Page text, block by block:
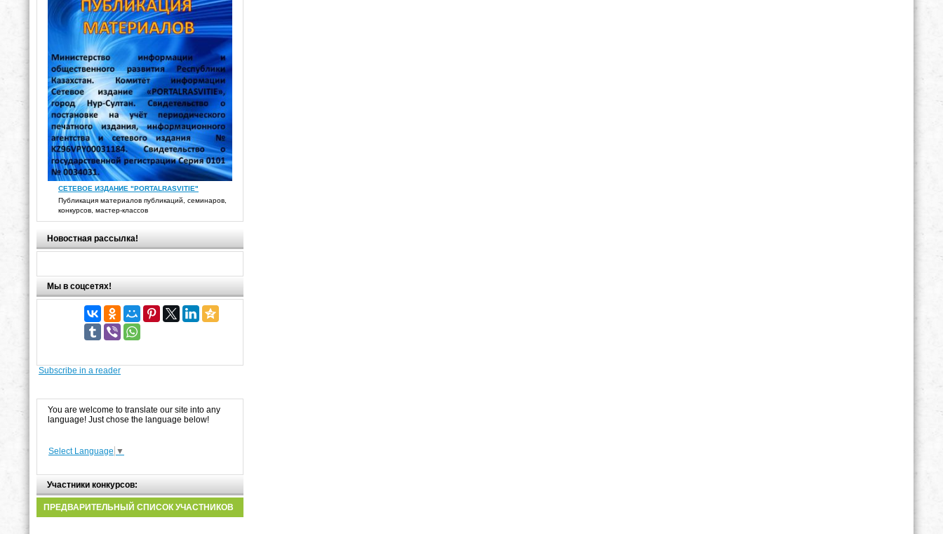
СЕТЕВОЕ ИЗДАНИЕ "PORTALRASVITIE"
Публикация материалов публикаций, семинаров,
конкурсов, мастер-классов
Новостная рассылка!
Мы в соцсетях!
Subscribe in a reader
You are welcome to translate our site into any
language! Just chose the language below!
Select Language ▼
Участники конкурсов:
ПРЕДВАРИТЕЛЬНЫЙ СПИСОК УЧАСТНИКОВ